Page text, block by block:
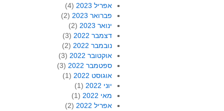
אפריל 2023
(4)
פברואר 2023
(2)
ינואר 2023
(2)
דצמבר 2022
(3)
נובמבר 2022
(2)
אוקטובר 2022
(3)
ספטמבר 2022
(3)
אוגוסט 2022
(1)
יוני 2022
(1)
מאי 2022
(1)
אפריל 2022
(2)